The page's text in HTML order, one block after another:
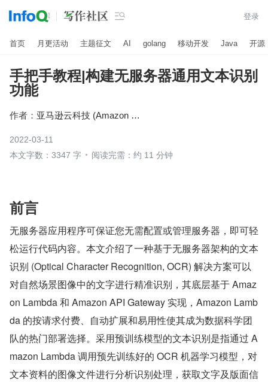
 登录
首页 月更活动 主题征文 AI golang 移动开发 Java 开源
手把手教程|构建无服务器通用文本识别
功能
作者： 亚马逊云科技 (Amazon Web Services）
2022-03-11
本文字数：3347 字
阅读完需：约 11 分钟
​前言
无服务器应用程序可保证您无需配置或管理服务器，即可轻
松运行代码内容。本文介绍了一种基于无服务器架构的文本
识别 (Optical Character Recognition, OCR) 解决方案可以
对自然场景图像中的文字进行精准识别，其底层基于 Amaz
on Lambda 和 Amazon API Gateway 实现，Amazon Lamb
da 的按请求付费、自动扩展和易用性使其成为数据科学团
队的热门部署选择。采用预训练模型的文本识别是指通过 A
mazon Lambda 调用预先训练好的 OCR 机器学习模型，对
文本资料的图像文件进行分析识别处理，获取文字及版面信